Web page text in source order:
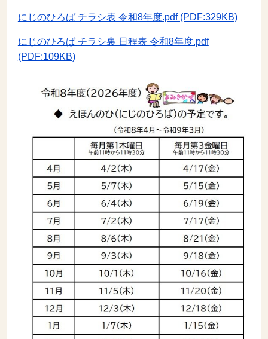
にじのひろば チラシ表 令和8年度.pdf (PDF:329KB)
にじのひろば チラシ裏 日程表 令和8年度.pdf
(PDF:109KB)